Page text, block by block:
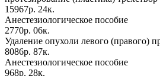
15967р. 24к.
Анестезиологическое пособие
2770р. 06к.
Удаление опухоли левого (правого)
8086р. 87к.
Анестезиологическое пособие
968р. 28к.